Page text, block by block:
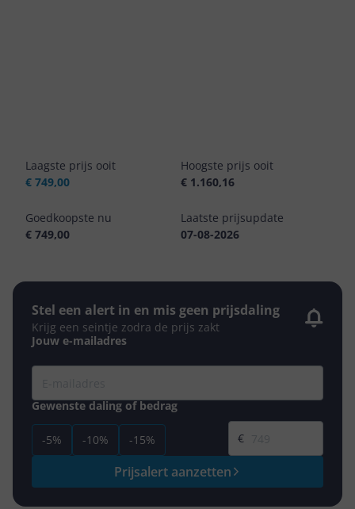
Laagste prijs ooit
€ 749,00
Hoogste prijs ooit
€ 1.160,16
Goedkoopste nu
€ 749,00
Laatste prijsupdate
07-08-2026
Stel een alert in en mis geen prijsdaling
Krijg een seintje zodra de prijs zakt
Jouw e-mailadres
Gewenste daling of bedrag
-5% -10% -15%
Gewenste prijs
€
Prijsalert aanzetten